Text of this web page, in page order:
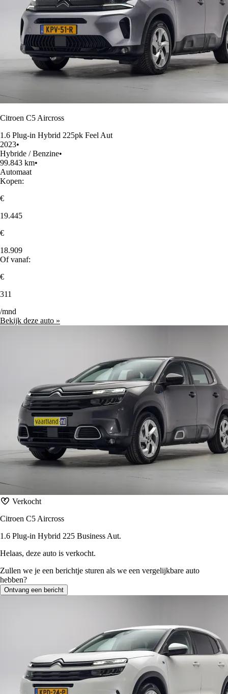
Citroen C5 Aircross
1.6 Plug-in Hybrid 225pk Feel Aut
2023•
Hybride / Benzine•
99.843 km•
Automaat
Kopen:
€
19.445
€
18.909
Of vanaf:
€
311
/mnd
Bekijk deze auto »
Verkocht
Citroen C5 Aircross
1.6 Plug-in Hybrid 225 Business Aut.
Helaas, deze auto is verkocht.
Zullen we je een berichtje sturen als we een vergelijkbare auto
hebben?
Ontvang een bericht